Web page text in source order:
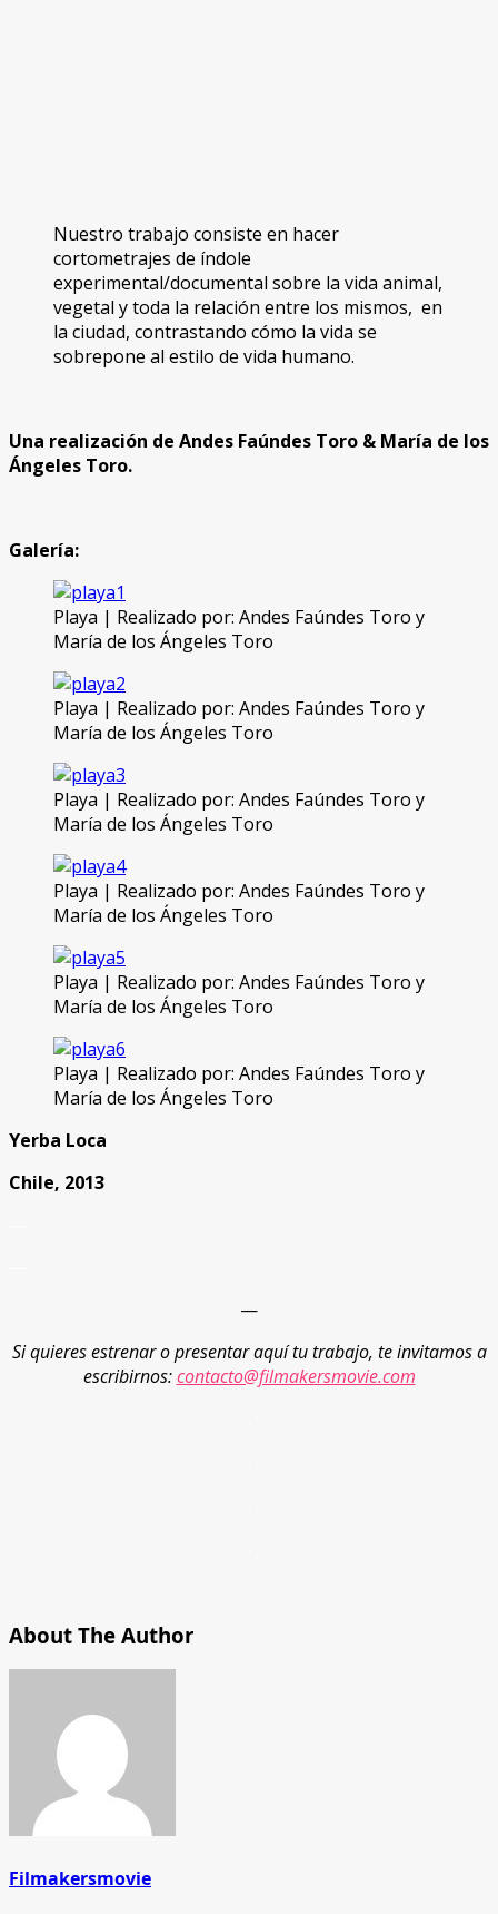
Nuestro trabajo consiste en hacer
cortometrajes de índole
experimental/documental sobre la vida animal,
vegetal y toda la relación entre los mismos, en
la ciudad, contrastando cómo la vida se
sobrepone al estilo de vida humano.
Una realización de Andes Faúndes Toro & María de los
Ángeles Toro.
Galería:
Playa | Realizado por: Andes Faúndes Toro y
María de los Ángeles Toro
Playa | Realizado por: Andes Faúndes Toro y
María de los Ángeles Toro
Playa | Realizado por: Andes Faúndes Toro y
María de los Ángeles Toro
Playa | Realizado por: Andes Faúndes Toro y
María de los Ángeles Toro
Playa | Realizado por: Andes Faúndes Toro y
María de los Ángeles Toro
Playa | Realizado por: Andes Faúndes Toro y
María de los Ángeles Toro
Yerba Loca
Chile, 2013
—
Si quieres estrenar o presentar aquí tu trabajo, te invitamos a
escribirnos:contacto@filmakersmovie.com
About The Author
Filmakersmovie